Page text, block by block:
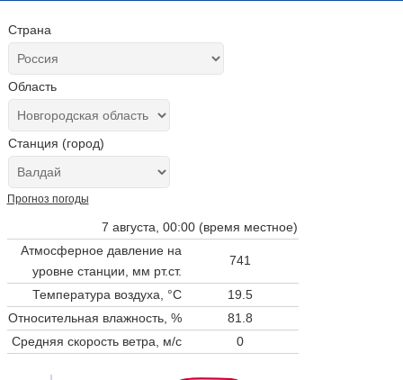
Страна
Область
Станция (город)
Прогноз погоды
7 августа, 00:00 (время местное)
Атмосферное давление на
уровне станции, мм рт.ст.
741
Температура воздуха, °C
19.5
Относительная влажность, %
81.8
Средняя скорость ветра, м/с
0